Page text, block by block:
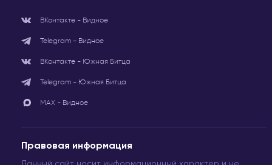
ВКонтакте - Видное
Telegram - Видное
ВКонтакте - Южная Битца
Telegram - Южная Битца
МАХ - Видное
Правовая информация